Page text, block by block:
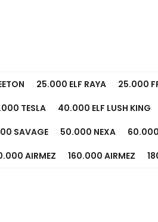
25.000 ELF RAYA 25.000
TESLA 40.000 ELF LUSH KING
SAVAGE 50.000 NEXA 60.000
AIRMEZ 160.000 AIRMEZ